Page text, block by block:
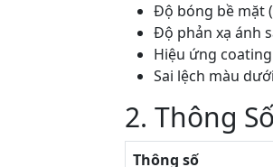
Độ bóng bề mặt
Độ phản xạ ánh
Hiệu ứng
Sai lệch màu
2. Thông
Thông số